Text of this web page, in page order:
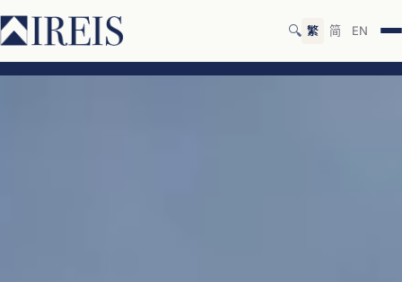
🔍 繁 简 EN